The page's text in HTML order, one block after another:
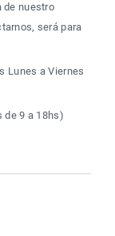
de nuestro
será para
Lunes a Viernes
de 9 a 18hs)